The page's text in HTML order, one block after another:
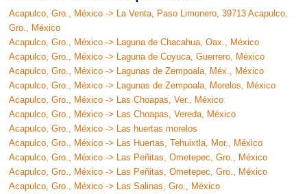
Acapulco, Gro., México -> La Venta, Paso Limonero, 39713 Acapulco,
Gro., México
Acapulco, Gro., México -> Laguna de Chacahua, Oax., México
Acapulco, Gro., México -> Laguna de Coyuca, Guerrero, México
Acapulco, Gro., México -> Lagunas de Zempoala, Méx., México
Acapulco, Gro., México -> Lagunas de Zempoala, Morelos, México
Acapulco, Gro., México -> Las Choapas, Ver., México
Acapulco, Gro., México -> Las Choapas, Vereda, México
Acapulco, Gro., México -> Las huertas morelos
Acapulco, Gro., México -> Las Huertas, Tehuixtla, Mor., México
Acapulco, Gro., México -> Las Peñitas, Ometepec, Gro., México
Acapulco, Gro., México -> Las Peñitas, Ometepec, Gro., México
Acapulco, Gro., México -> Las Salinas, Gro., México